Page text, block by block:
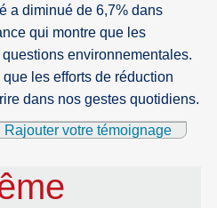
a diminué de 6,7% dans
qui montre que les
environnementales.
les efforts de réduction
dans nos gestes quotidiens.
Rajouter votre témoignage